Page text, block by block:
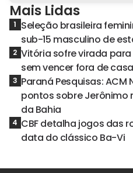
Mais Lidas
1 Seleção brasileira
sub-15 masculino de
2 Vitória sofre virada
sem vencer fora de
3 Paraná Pesquisas: ACM
pontos sobre Jerônimo
da Bahia
4 CBF detalha jogos das
data do clássico Ba-Vi